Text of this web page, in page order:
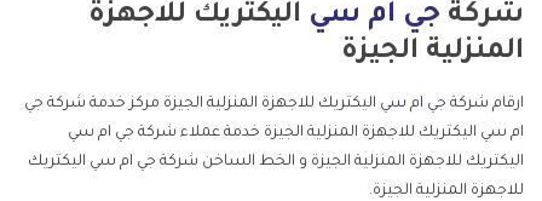
شركة جي ام سي اليكتريك للاجهزة
المنزلية الجيزة
ارقام شركة جي ام سي اليكتريك للاجهزة المنزلية الجيزة مركز خدمة شركة جي
ام سي اليكتريك للاجهزة المنزلية الجيزة خدمة عملاء شركة جي ام سي
اليكتريك للاجهزة المنزلية الجيزة و الخط الساخن شركة جي ام سي اليكتريك
للاجهزة المنزلية الجيزة.